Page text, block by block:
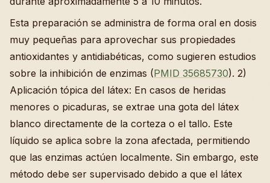
Esta preparación se administra de forma oral en dosis
muy pequeñas para aprovechar sus propiedades
antioxidantes y antidiabéticas, como sugieren estudios
sobre la inhibición de enzimas (PMID 35685730). 2)
Aplicación tópica del látex: En casos de heridas
menores o picaduras, se extrae una gota del látex
blanco directamente de la corteza o el tallo. Este
líquido se aplica sobre la zona afectada, permitiendo
que las enzimas actúen localmente. Sin embargo, este
método debe ser supervisado debido a que el látex